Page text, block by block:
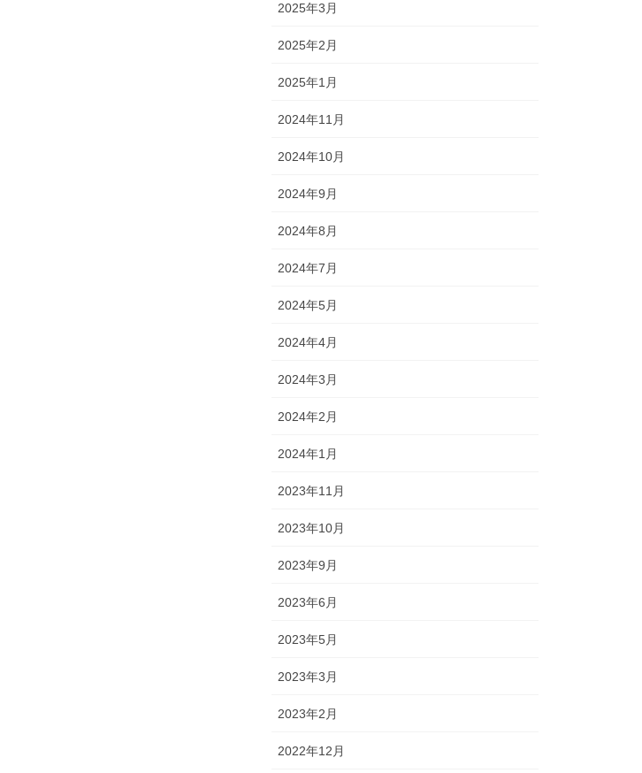
2025年3月
2025年2月
2025年1月
2024年11月
2024年10月
2024年9月
2024年8月
2024年7月
2024年5月
2024年4月
2024年3月
2024年2月
2024年1月
2023年11月
2023年10月
2023年9月
2023年6月
2023年5月
2023年3月
2023年2月
2022年12月